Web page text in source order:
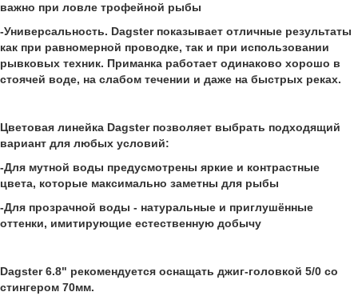
важно при ловле трофейной рыбы
-Универсальность. Dagster показывает отличные результаты
как при равномерной проводке, так и при использовании
рывковых техник. Приманка работает одинаково хорошо в
стоячей воде, на слабом течении и даже на быстрых реках.
Цветовая линейка Dagster позволяет выбрать подходящий
вариант для любых условий:
-Для мутной воды предусмотрены яркие и контрастные
цвета, которые максимально заметны для рыбы
-Для прозрачной воды - натуральные и приглушённые
оттенки, имитирующие естественную добычу
Dagster 6.8" рекомендуется оснащать джиг-головкой 5/0 со
стингером 70мм.